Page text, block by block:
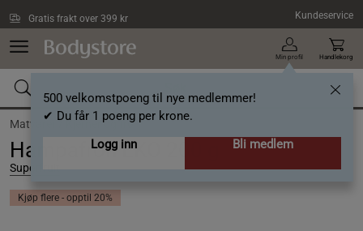
Gratis frakt over 399 kr Kundeservice
Min profil
500 velkomstpoeng til nye medlemmer!
✔ Du får 1 poeng per krone.
Logg inn
Bli medlem
Handlekorg
Matvarer / Kjerner og frø
Hampafrön EKO 200 g
Superfruit
Kjøp flere - opptil 20%